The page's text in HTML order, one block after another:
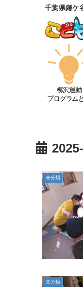
千葉県鎌ケ
柳沢運動
プログラム
未分類
未分類